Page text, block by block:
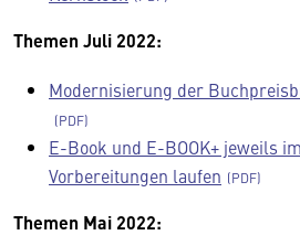
Themen Juli 2022:
Modernisierung der
E-Book und E-BOOK+ jeweils
Vorbereitungen laufen
Themen Mai 2022: